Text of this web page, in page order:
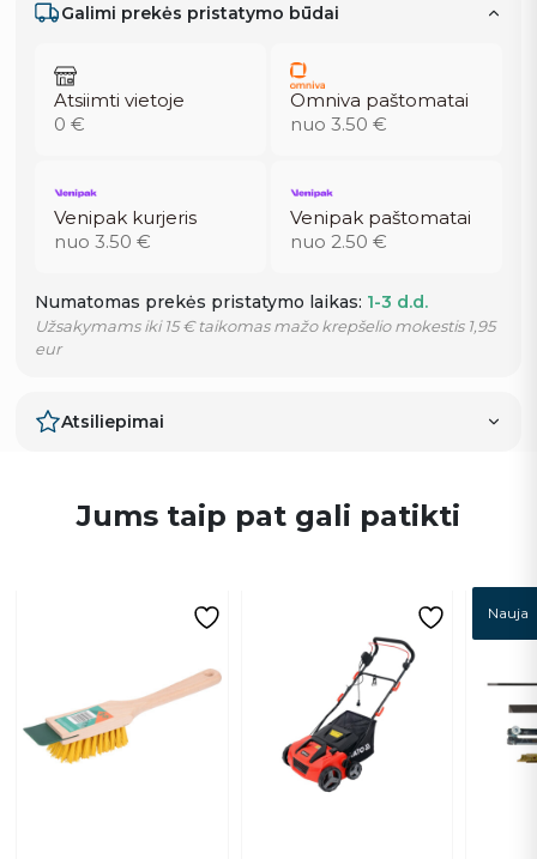
Galimi prekės pristatymo būdai
Atsiimti vietoje
0 €
Omniva paštomatai
nuo 3.50 €
Venipak kurjeris
nuo 3.50 €
Venipak paštomatai
nuo 2.50 €
Numatomas prekės pristatymo laikas: 1-3 d.d.
Užsakymams iki 15 € taikomas mažo krepšelio mokestis 1,95
eur
Atsiliepimai
Jums taip pat gali patikti
Nauja